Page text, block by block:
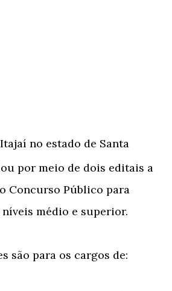
no estado de Santa
por meio de dois editais a
Concurso Público para
médio e superior.
são para os cargos de: